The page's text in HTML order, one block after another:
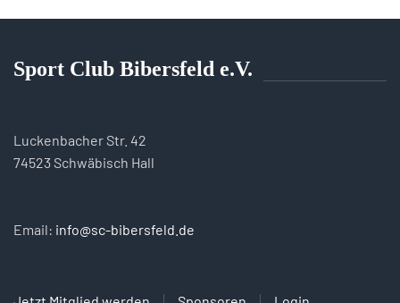
Sport Club Bibersfeld e.V.
Luckenbacher Str. 42
74523 Schwäbisch Hall
Email: info@sc-bibersfeld.de